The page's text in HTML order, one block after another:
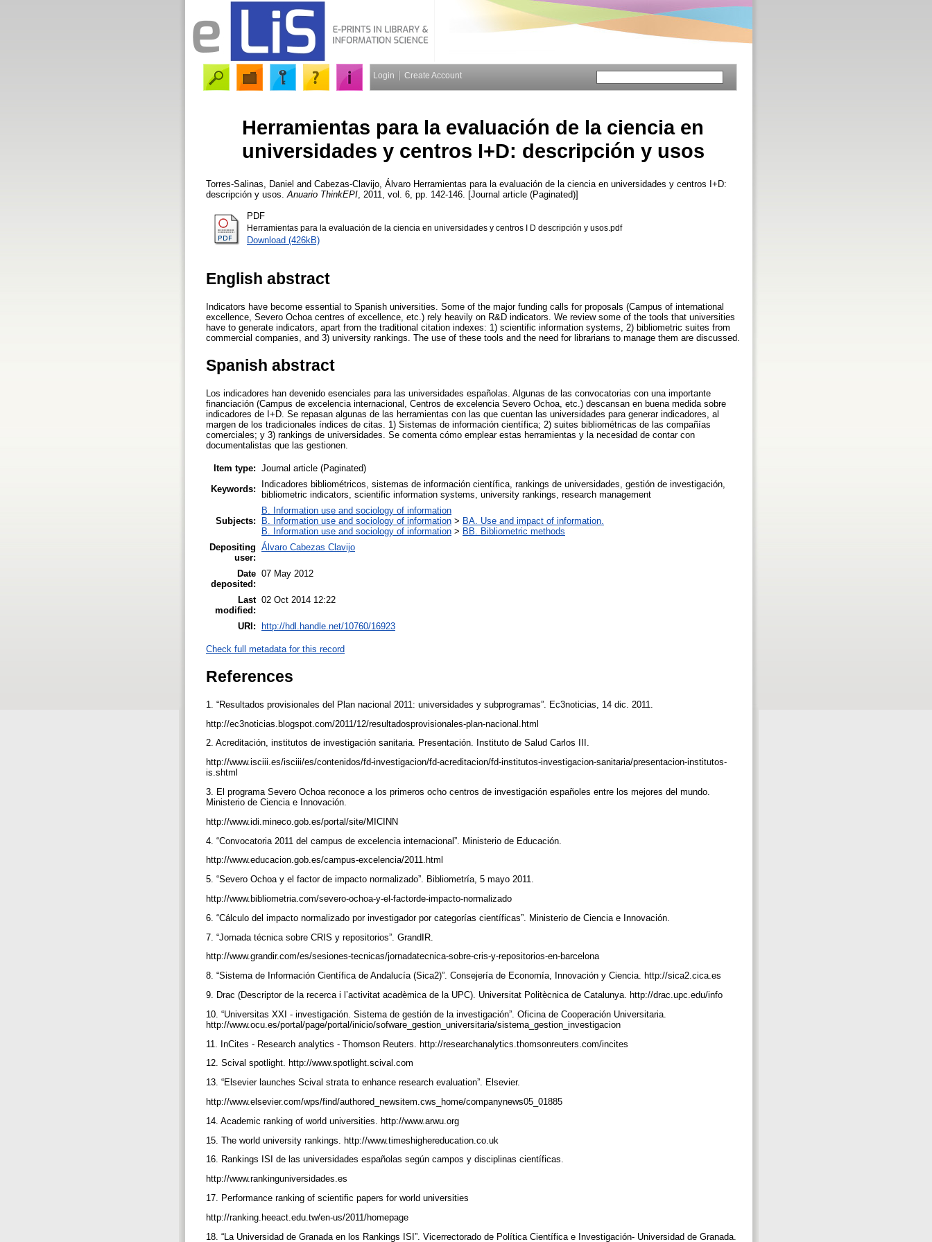
Login Create Account
Herramientas para la evaluación de la ciencia en
universidades y centros I+D: descripción y usos
Torres-Salinas, Daniel and Cabezas-Clavijo, Álvaro Herramientas para la evaluación de la ciencia en universidades y centros I+D:
descripción y usos. Anuario ThinkEPI , 2011, vol. 6, pp. 142-146. [Journal article (Paginated)]
PDF
Herramientas para la evaluación de la ciencia en universidades y centros I D descripción y usos.pdf
Download (426kB)
English abstract
Indicators have become essential to Spanish universities. Some of the major funding calls for proposals (Campus of international
excellence, Severo Ochoa centres of excellence, etc.) rely heavily on R&D indicators. We review some of the tools that universities
have to generate indicators, apart from the traditional citation indexes: 1) scientific information systems, 2) bibliometric suites from
commercial companies, and 3) university rankings. The use of these tools and the need for librarians to manage them are discussed.
Spanish abstract
Los indicadores han devenido esenciales para las universidades españolas. Algunas de las convocatorias con una importante
financiación (Campus de excelencia internacional, Centros de excelencia Severo Ochoa, etc.) descansan en buena medida sobre
indicadores de I+D. Se repasan algunas de las herramientas con las que cuentan las universidades para generar indicadores, al
margen de los tradicionales índices de citas. 1) Sistemas de información científica; 2) suites bibliométricas de las compañías
comerciales; y 3) rankings de universidades. Se comenta cómo emplear estas herramientas y la necesidad de contar con
documentalistas que las gestionen.
Item type: Journal article (Paginated)
Keywords:
Indicadores bibliométricos, sistemas de información científica, rankings de universidades, gestión de investigación,
bibliometric indicators, scientific information systems, university rankings, research management
Subjects:
B. Information use and sociology of information
B. Information use and sociology of information > BA. Use and impact of information.
B. Information use and sociology of information > BB. Bibliometric methods
Depositing
user:
Álvaro Cabezas Clavijo
Date
deposited:
07 May 2012
Last
modified:
02 Oct 2014 12:22
URI: http://hdl.handle.net/10760/16923
Check full metadata for this record
References
1. “Resultados provisionales del Plan nacional 2011: universidades y subprogramas”. Ec3noticias, 14 dic. 2011.
http://ec3noticias.blogspot.com/2011/12/resultadosprovisionales-plan-nacional.html
2. Acreditación, institutos de investigación sanitaria. Presentación. Instituto de Salud Carlos III.
http://www.isciii.es/isciii/es/contenidos/fd-investigacion/fd-acreditacion/fd-institutos-investigacion-sanitaria/presentacion-institutos-
is.shtml
3. El programa Severo Ochoa reconoce a los primeros ocho centros de investigación españoles entre los mejores del mundo.
Ministerio de Ciencia e Innovación.
http://www.idi.mineco.gob.es/portal/site/MICINN
4. “Convocatoria 2011 del campus de excelencia internacional”. Ministerio de Educación.
http://www.educacion.gob.es/campus-excelencia/2011.html
5. “Severo Ochoa y el factor de impacto normalizado”. Bibliometría, 5 mayo 2011.
http://www.bibliometria.com/severo-ochoa-y-el-factorde-impacto-normalizado
6. “Cálculo del impacto normalizado por investigador por categorías científicas”. Ministerio de Ciencia e Innovación.
7. “Jornada técnica sobre CRIS y repositorios”. GrandIR.
http://www.grandir.com/es/sesiones-tecnicas/jornadatecnica-sobre-cris-y-repositorios-en-barcelona
8. “Sistema de Información Científica de Andalucía (Sica2)”. Consejería de Economía, Innovación y Ciencia. http://sica2.cica.es
9. Drac (Descriptor de la recerca i l’activitat acadèmica de la UPC). Universitat Politècnica de Catalunya. http://drac.upc.edu/info
10. “Universitas XXI - investigación. Sistema de gestión de la investigación”. Oficina de Cooperación Universitaria.
http://www.ocu.es/portal/page/portal/inicio/sofware_gestion_universitaria/sistema_gestion_investigacion
11. InCites - Research analytics - Thomson Reuters. http://researchanalytics.thomsonreuters.com/incites
12. Scival spotlight. http://www.spotlight.scival.com
13. “Elsevier launches Scival strata to enhance research evaluation”. Elsevier.
http://www.elsevier.com/wps/find/authored_newsitem.cws_home/companynews05_01885
14. Academic ranking of world universities. http://www.arwu.org
15. The world university rankings. http://www.timeshighereducation.co.uk
16. Rankings ISI de las universidades españolas según campos y disciplinas científicas.
http://www.rankinguniversidades.es
17. Performance ranking of scientific papers for world universities
http://ranking.heeact.edu.tw/en-us/2011/homepage
18. “La Universidad de Granada en los Rankings ISI”. Vicerrectorado de Política Científica e Investigación- Universidad de Granada.